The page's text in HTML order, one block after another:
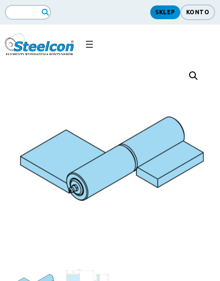
Search
SKLEP KONTO